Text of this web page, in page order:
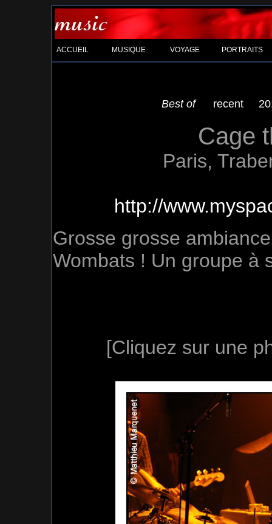
ACCUEIL MUSIQUE VOYAGE PORTRAITS
Best of recent
Cage
Paris,
http://
Grosse grosse
Wombats ! Un groupe à
[Cliquez sur une